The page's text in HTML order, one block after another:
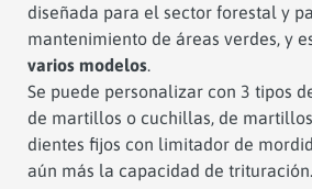
diseñada para el sector forestal y
mantenimiento de áreas verdes, y
varios modelos.
Se puede personalizar con 3 tipos
de martillos o cuchillas, de
dientes fijos con limitador de
aún más la capacidad de trituración.